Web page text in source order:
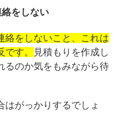
をしない
絡をしないこと、これは
す。
見積もりを作成し
るのか気をもみながら待
はがっかりするでしょ